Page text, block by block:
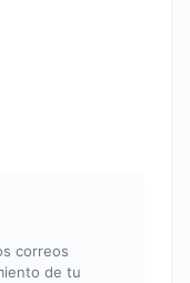
correos
de tu